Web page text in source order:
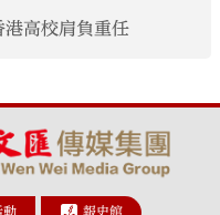
高校肩負重任